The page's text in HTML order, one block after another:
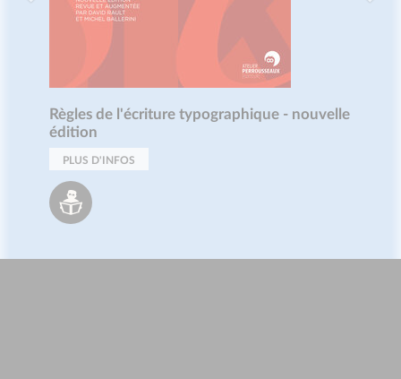
Règles de l'écriture typographique - nouvelle
édition
PLUS D'INFOS